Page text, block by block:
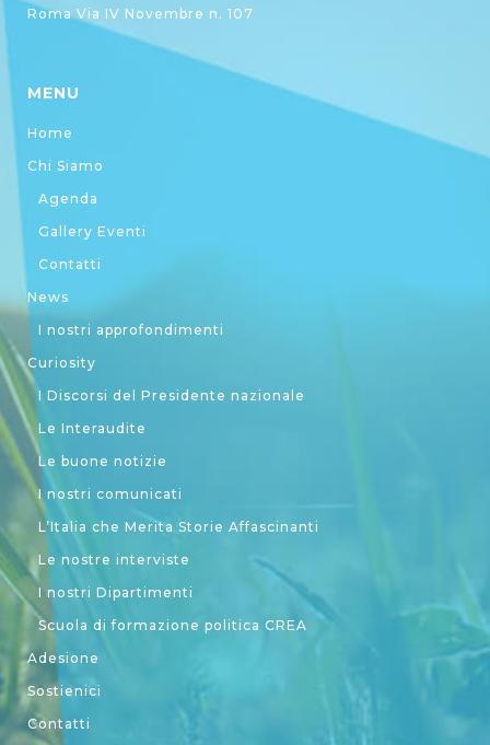
Roma Via IV Novembre n. 107
MENU
Home
Chi Siamo
Agenda
Gallery Eventi
Contatti
News
I nostri approfondimenti
Curiosity
I Discorsi del Presidente nazionale
Le Interaudite
Le buone notizie
I nostri comunicati
L’Italia che Merita Storie Affascinanti
Le nostre interviste
I nostri Dipartimenti
Scuola di formazione politica CREA
Adesione
Sostienici
Contatti